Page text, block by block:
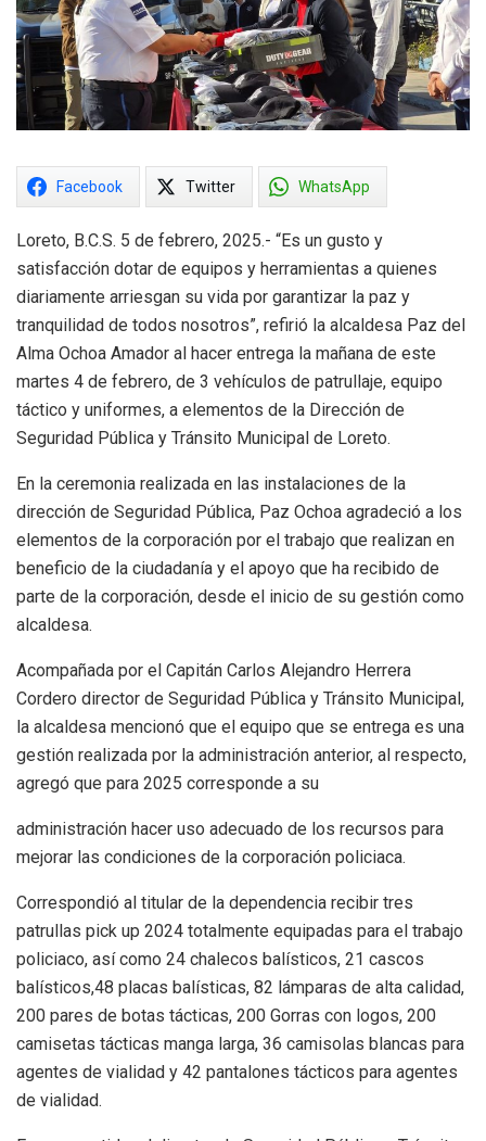
Facebook Twitter WhatsApp
Loreto, B.C.S. 5 de febrero, 2025.- “Es un gusto y
satisfacción dotar de equipos y herramientas a quienes
diariamente arriesgan su vida por garantizar la paz y
tranquilidad de todos nosotros”, refirió la alcaldesa Paz del
Alma Ochoa Amador al hacer entrega la mañana de este
martes 4 de febrero, de 3 vehículos de patrullaje, equipo
táctico y uniformes, a elementos de la Dirección de
Seguridad Pública y Tránsito Municipal de Loreto.
En la ceremonia realizada en las instalaciones de la
dirección de Seguridad Pública, Paz Ochoa agradeció a los
elementos de la corporación por el trabajo que realizan en
beneficio de la ciudadanía y el apoyo que ha recibido de
parte de la corporación, desde el inicio de su gestión como
alcaldesa.
Acompañada por el Capitán Carlos Alejandro Herrera
Cordero director de Seguridad Pública y Tránsito Municipal,
la alcaldesa mencionó que el equipo que se entrega es una
gestión realizada por la administración anterior, al respecto,
agregó que para 2025 corresponde a su
administración hacer uso adecuado de los recursos para
mejorar las condiciones de la corporación policiaca.
Correspondió al titular de la dependencia recibir tres
patrullas pick up 2024 totalmente equipadas para el trabajo
policiaco, así como 24 chalecos balísticos, 21 cascos
balísticos,48 placas balísticas, 82 lámparas de alta calidad,
200 pares de botas tácticas, 200 Gorras con logos, 200
camisetas tácticas manga larga, 36 camisolas blancas para
agentes de vialidad y 42 pantalones tácticos para agentes
de vialidad.